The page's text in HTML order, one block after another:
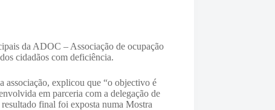
da ADOC – Associação de ocupação
cidadãos com deficiência.
associação, explicou que “o objectivo é
em parceria com a delegação de
final foi exposta numa Mostra